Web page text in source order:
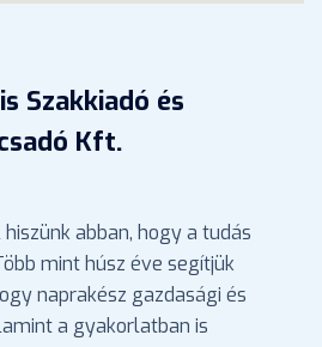
Szakkiadó és
Kft.
abban, hogy a tudás
mint húsz éve segítjük
naprakész gazdasági és
a gyakorlatban is